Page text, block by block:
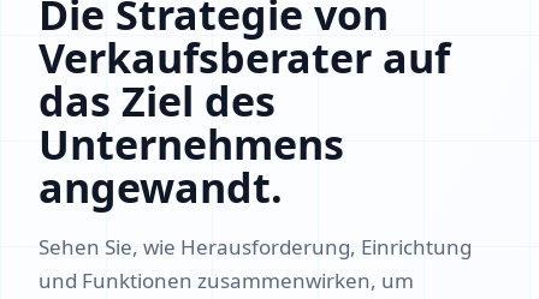
Die Strategie von
Verkaufsberater auf
das Ziel des
Unternehmens
angewandt.
Sehen Sie, wie Herausforderung, Einrichtung
und Funktionen zusammenwirken, um